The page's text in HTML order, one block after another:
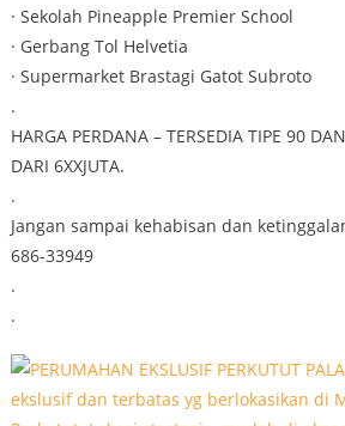
· Sekolah Pineapple Premier School
· Gerbang Tol Helvetia
· Supermarket Brastagi Gatot Subroto
.
HARGA PERDANA – TERSEDIA TIPE 90
DARI 6XXJUTA.
.
Jangan sampai kehabisan dan
686-33949
.
.